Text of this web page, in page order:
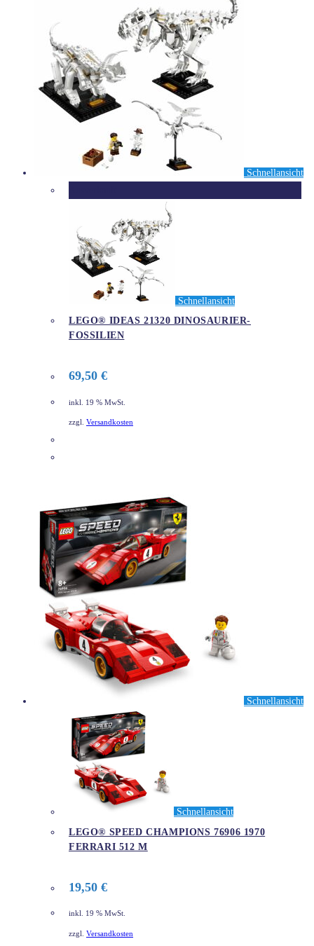
Schnellansicht
Schnellansicht
LEGO® IDEAS 21320 DINOSAURIER-
FOSSILIEN
69,50 €
inkl. 19 % MwSt.
zzgl. Versandkosten
Schnellansicht
Schnellansicht
LEGO® SPEED CHAMPIONS 76906 1970
FERRARI 512 M
19,50 €
inkl. 19 % MwSt.
zzgl. Versandkosten